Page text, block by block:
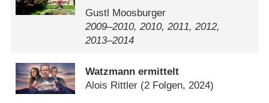
Gustl Moosburger
2009⁠–⁠2010, 2010, 2011, 2012,
2013⁠–⁠2014
Watzmann ermittelt
Alois Rittler (2 Folgen, 2024)